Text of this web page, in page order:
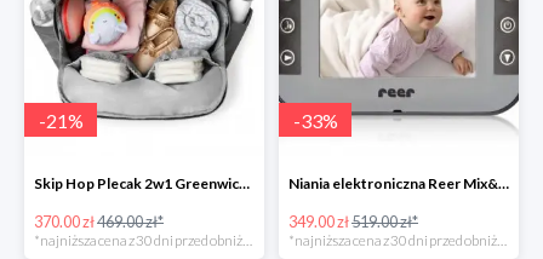
-21%
Skip Hop Plecak 2w1 Greenwich Portobello w super cenie
370.00 zł469.00 zł*
-33%
Niania elektroniczna Reer Mix&Match w super cenie
349.00 zł519.00 zł*